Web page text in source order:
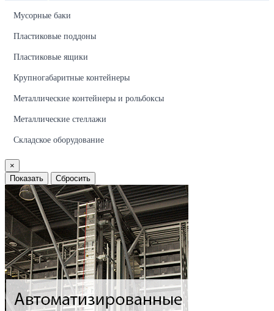
Мусорные баки
Пластиковые поддоны
Пластиковые ящики
Крупногабаритные контейнеры
Металлические контейнеры и рольбоксы
Металлические стеллажи
Складское оборудование
×
Показать
Сбросить